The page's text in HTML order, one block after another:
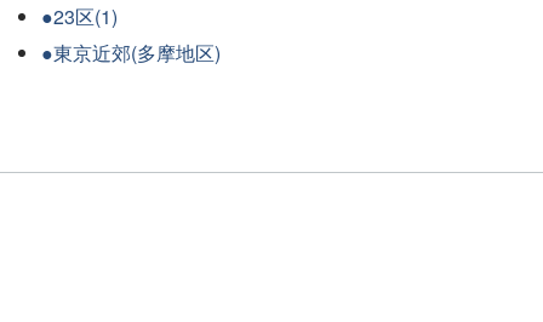
●23区(1)
●東京近郊(多摩地区)